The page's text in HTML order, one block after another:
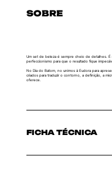
SOBRE
Um set de beleza é sempre cheio de detalhes.
perfeccionismo para que o resultado fique
No Dia do Batom, no unimos à Eudora para
criados para traduzir o contorno, a definição, a
oferece.
FICHA TÉCNICA